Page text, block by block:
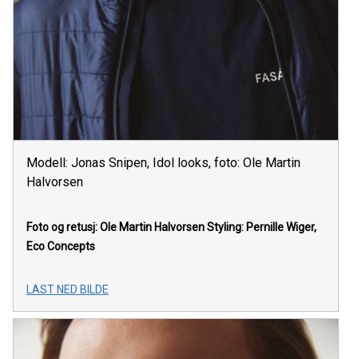
Modell: Jonas Snipen, Idol looks, foto: Ole Martin
Halvorsen
Foto og retusj: Ole Martin Halvorsen Styling: Pernille Wiger,
Eco Concepts
LAST NED BILDE